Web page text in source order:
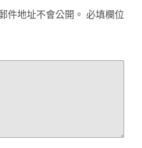
件地址不會公開。 必填欄位